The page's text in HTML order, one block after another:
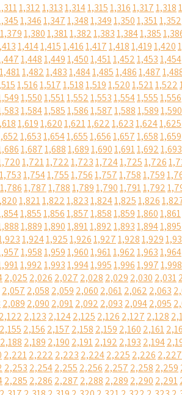
1,3121,3131,3141,3151,3161,3171,318
1,3461,3471,3481,3491,3501,3511,352
1,3791,3801,3811,3821,3831,3841,385
1,4141,4151,4161,4171,4181,4191,420
1,4481,4491,4501,4511,4521,4531,454
1,4811,4821,4831,4841,4851,4861,487
1,5161,5171,5181,5191,5201,5211,522
1,5501,5511,5521,5531,5541,5551,556
1,5841,5851,5861,5871,5881,5891,590
1,6191,6201,6211,6221,6231,6241,625
1,6531,6541,6551,6561,6571,6581,659
1,6871,6881,6891,6901,6911,6921,693
1,7211,7221,7231,7241,7251,726
1,7531,7541,7551,7561,7571,7581,759
1,7861,7871,7881,7891,7901,7911,792
1,8211,8221,8231,8241,8251,826
1,8551,8561,8571,8581,8591,8601,861
1,8891,8901,8911,8921,8931,8941,895
1,9241,9251,9261,9271,9281,929
1,9581,9591,9601,9611,9621,9631,964
1,9921,9931,9941,9951,9961,9971,998
2,025 2,026 2,027 2,028 2,029 2,030 2,031
2,057 2,058 2,059 2,060 2,0612,062 2,063
2,089 2,090 2,0912,092 2,093 2,0942,095
2,122 2,123 2,1242,125 2,126 2,127 2,128
2,155 2,156 2,157 2,158 2,159 2,160 2,161
2,188 2,189 2,190 2,1912,192 2,193 2,194
2,2212,222 2,223 2,2242,225 2,226 2,227
2,253 2,2542,255 2,256 2,257 2,258 2,259
2,285 2,286 2,287 2,288 2,289 2,290 2,291